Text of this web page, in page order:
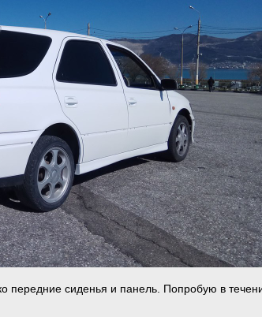
передние сиденья и панель. Попробую в